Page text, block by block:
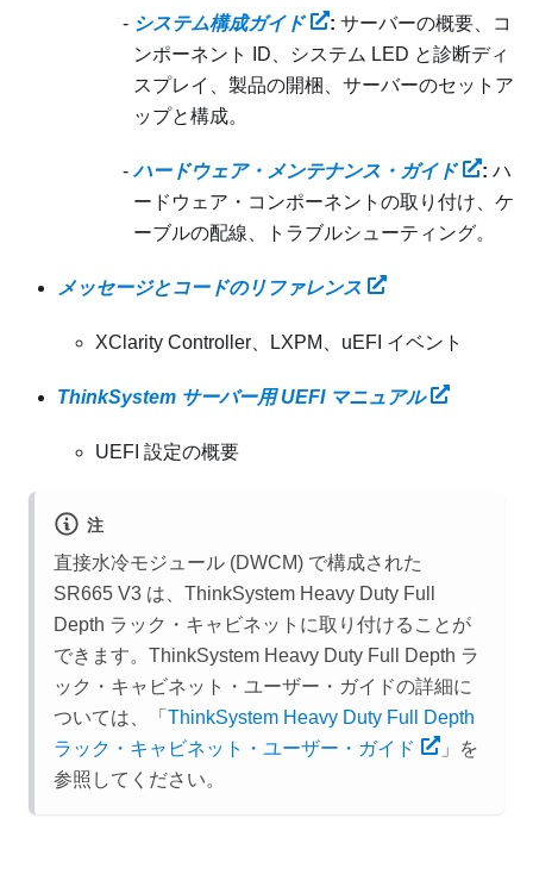
システム構成ガイド : サーバーの概要、コ
ンポーネント ID、システム LED と診断ディ
スプレイ、製品の開梱、サーバーのセットア
ップと構成。
ハードウェア・メンテナンス・ガイド : ハ
ードウェア・コンポーネントの取り付け、ケ
ーブルの配線、トラブルシューティング。
メッセージとコードのリファレンス
XClarity Controller、LXPM、uEFI イベント
ThinkSystem サーバー用 UEFI マニュアル
UEFI 設定の概要
注
直接水冷モジュール (DWCM) で構成された
SR665 V3 は、ThinkSystem Heavy Duty Full
Depth ラック・キャビネットに取り付けることが
できます。ThinkSystem Heavy Duty Full Depth ラ
ック・キャビネット・ユーザー・ガイドの詳細に
ついては、「 ThinkSystem Heavy Duty Full Depth
ラック・キャビネット・ユーザー・ガイド
」を
参照してください。